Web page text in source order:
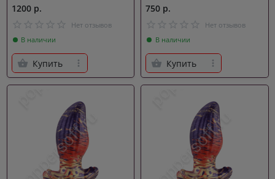
1200 р.
Нет отзывов
В наличии
Купить
750 р.
Нет отзывов
В наличии
Купить